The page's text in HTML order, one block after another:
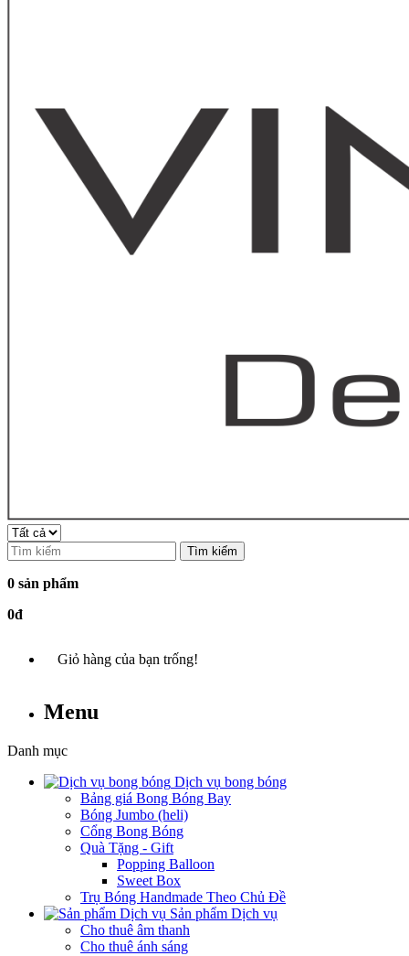
Tìm kiếm
0 sản phẩm
0đ
Giỏ hàng của bạn trống!
Menu
Danh mục
Dịch vụ bong bóng
Bảng giá Bong Bóng Bay
Bóng Jumbo (heli)
Cổng Bong Bóng
Quà Tặng - Gift
Popping Balloon
Sweet Box
Trụ Bóng Handmade Theo Chủ Đề
Sản phẩm Dịch vụ
Cho thuê âm thanh
Cho thuê ánh sáng